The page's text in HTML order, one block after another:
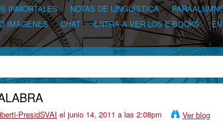
INMORTALES
NOTAS DE LINGÜÍSTICA
IMÁGENES
CHAT ENTRA A VER LOS E-BOOKS
PresidSVAI el junio 14, 2011 a las 2:08pm Ver blog